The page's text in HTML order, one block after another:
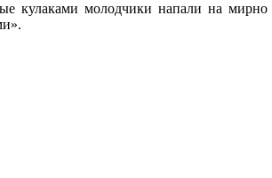
кулаками молодчики напали на